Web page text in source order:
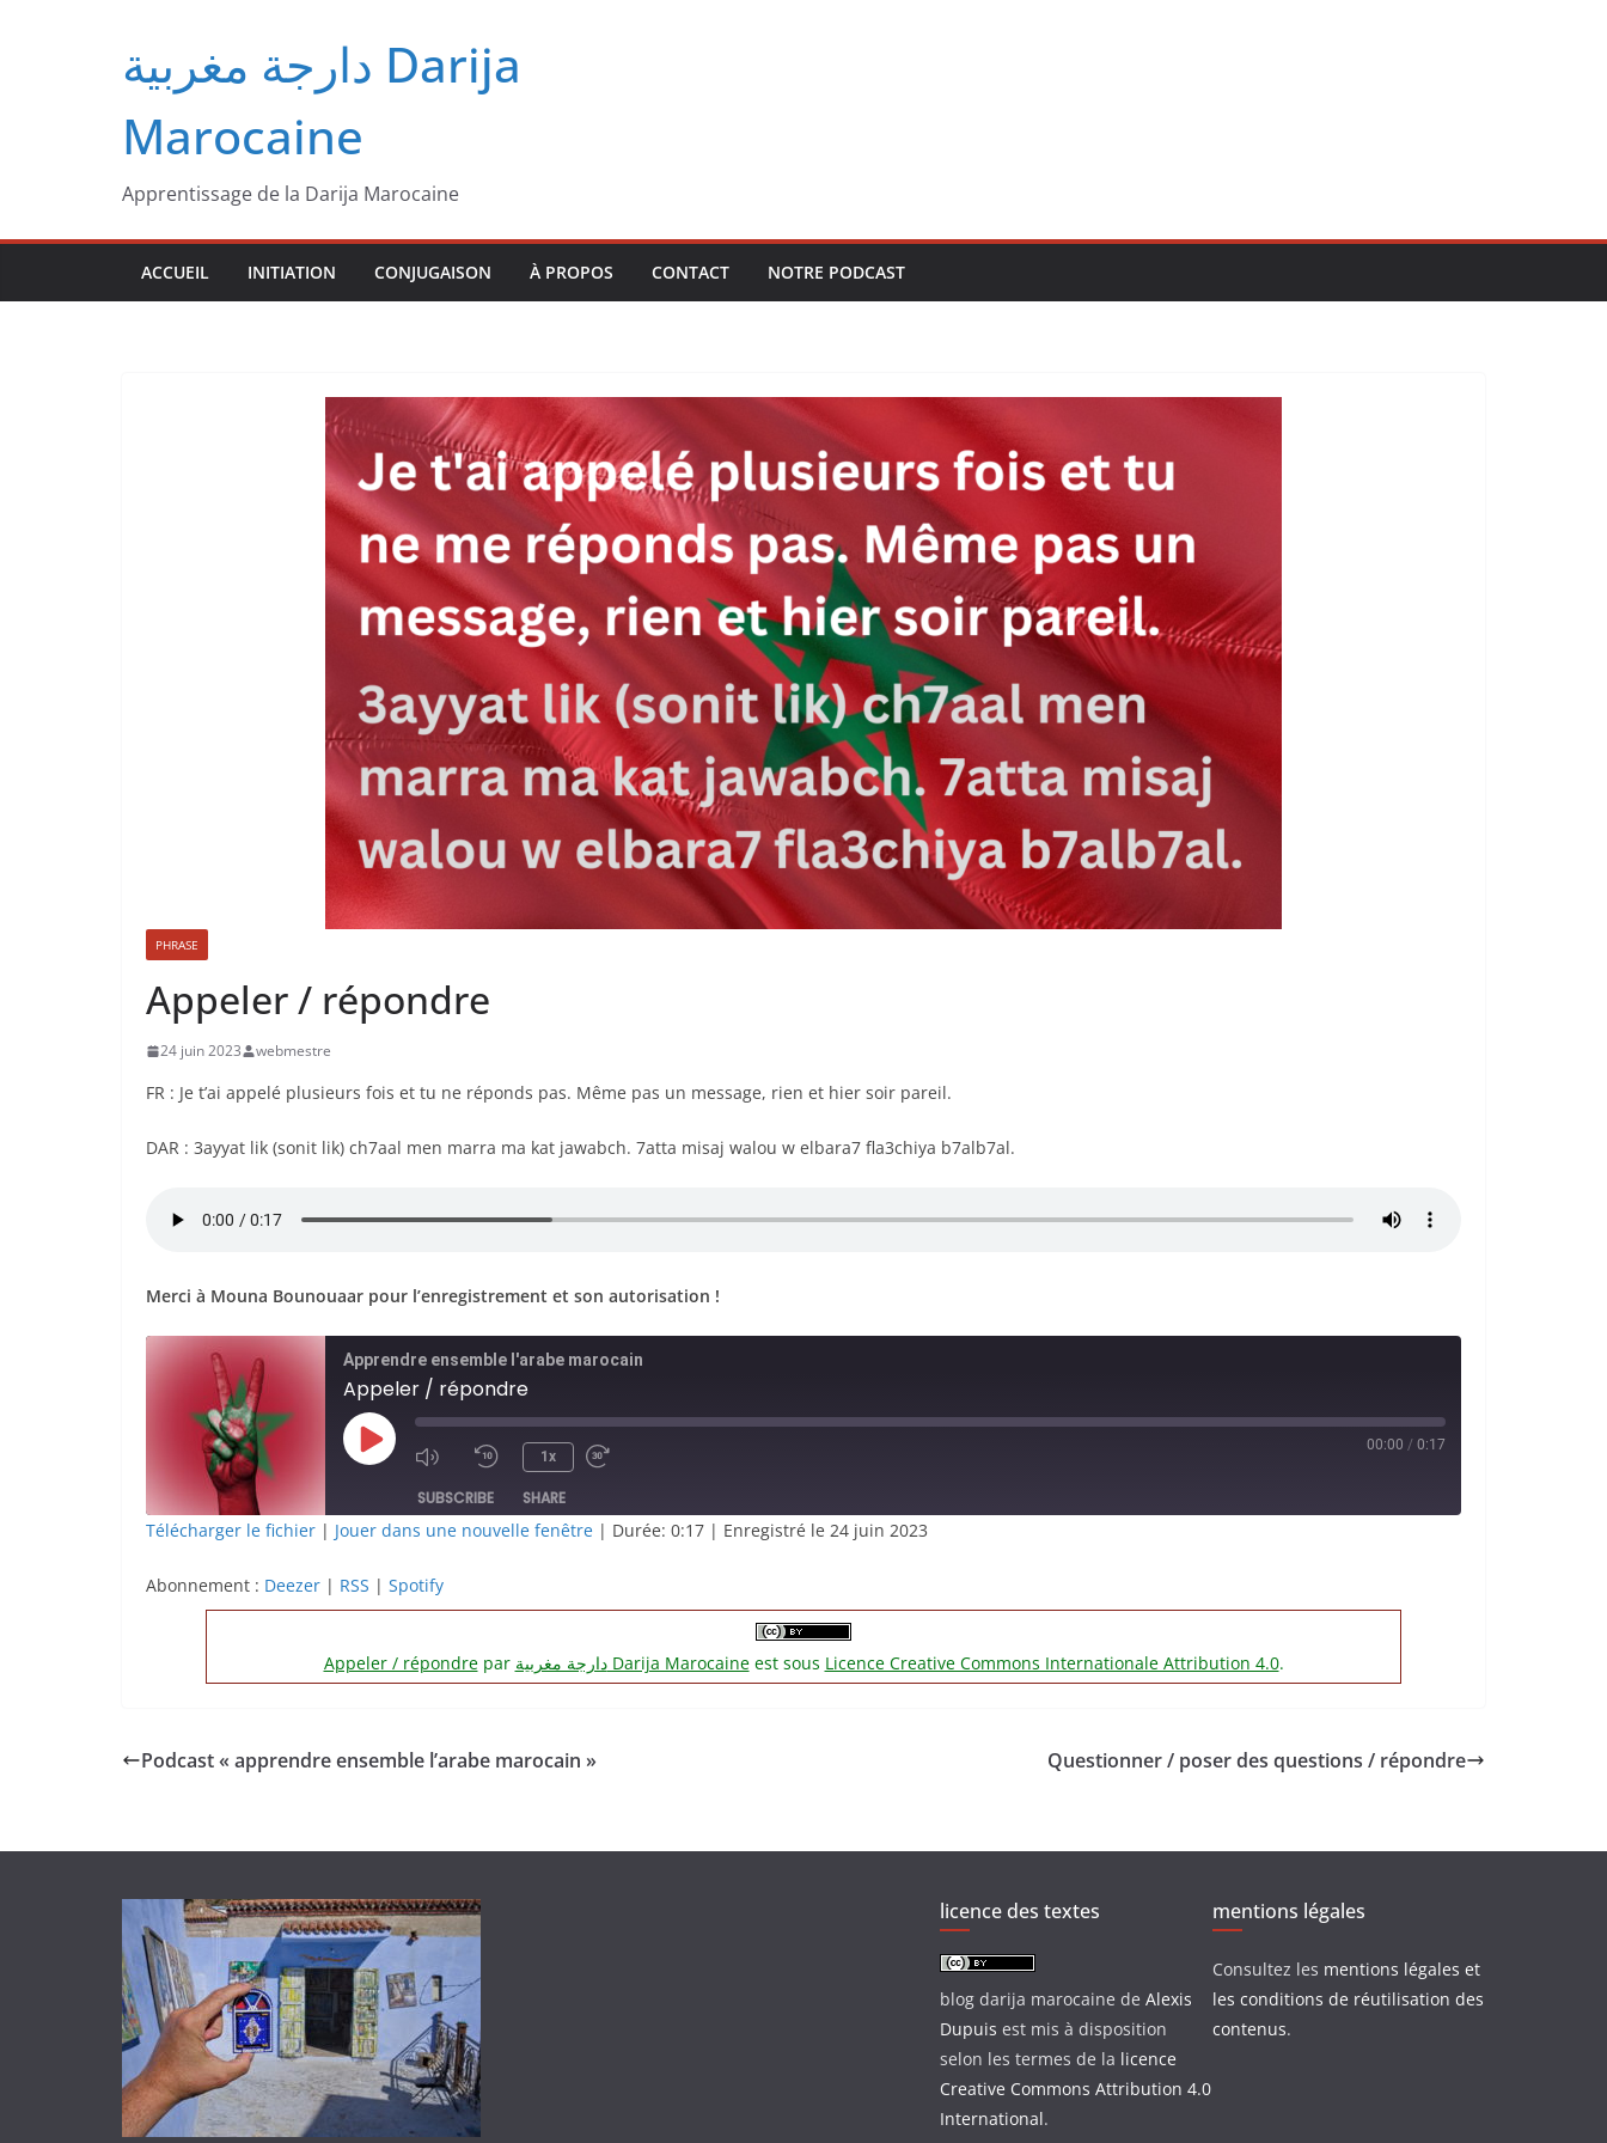
دارجة مغربية‎ Darija
Marocaine
Apprentissage de la Darija Marocaine
ACCUEIL INITIATION CONJUGAISON À PROPOS CONTACT NOTRE PODCAST
PHRASE
Appeler / répondre
24 juin 2023 webmestre
FR : Je t’ai appelé plusieurs fois et tu ne réponds pas. Même pas un message, rien et hier soir pareil.
DAR : 3ayyat lik (sonit lik) ch7aal men marra ma kat jawabch. 7atta misaj walou w elbara7 fla3chiya b7alb7al.
Merci à Mouna Bounouaar pour l’enregistrement et son autorisation !
Apprendre ensemble l'arabe marocain
Appeler / répondre
Play
Episode
1x
00:00 / 0:17
SUBSCRIBE SHARE
RSS FEED
LINK
EMBED
Télécharger le fichier | Jouer dans une nouvelle fenêtre | Durée: 0:17 | Enregistré le 24 juin 2023
Abonnement : Deezer | RSS | Spotify
Appeler / répondrepar دارجة مغربية‎ Darija Marocaineest sous Licence Creative Commons Internationale Attribution 4.0.
Podcast « apprendre ensemble l’arabe marocain » Questionner / poser des questions / répondre
licence des textes
blog darija marocaine de Alexis
Dupuis est mis à disposition
selon les termes de la licence
Creative Commons Attribution 4.0
International.
mentions légales
Consultez les mentions légales et
les conditions de réutilisation des
contenus.